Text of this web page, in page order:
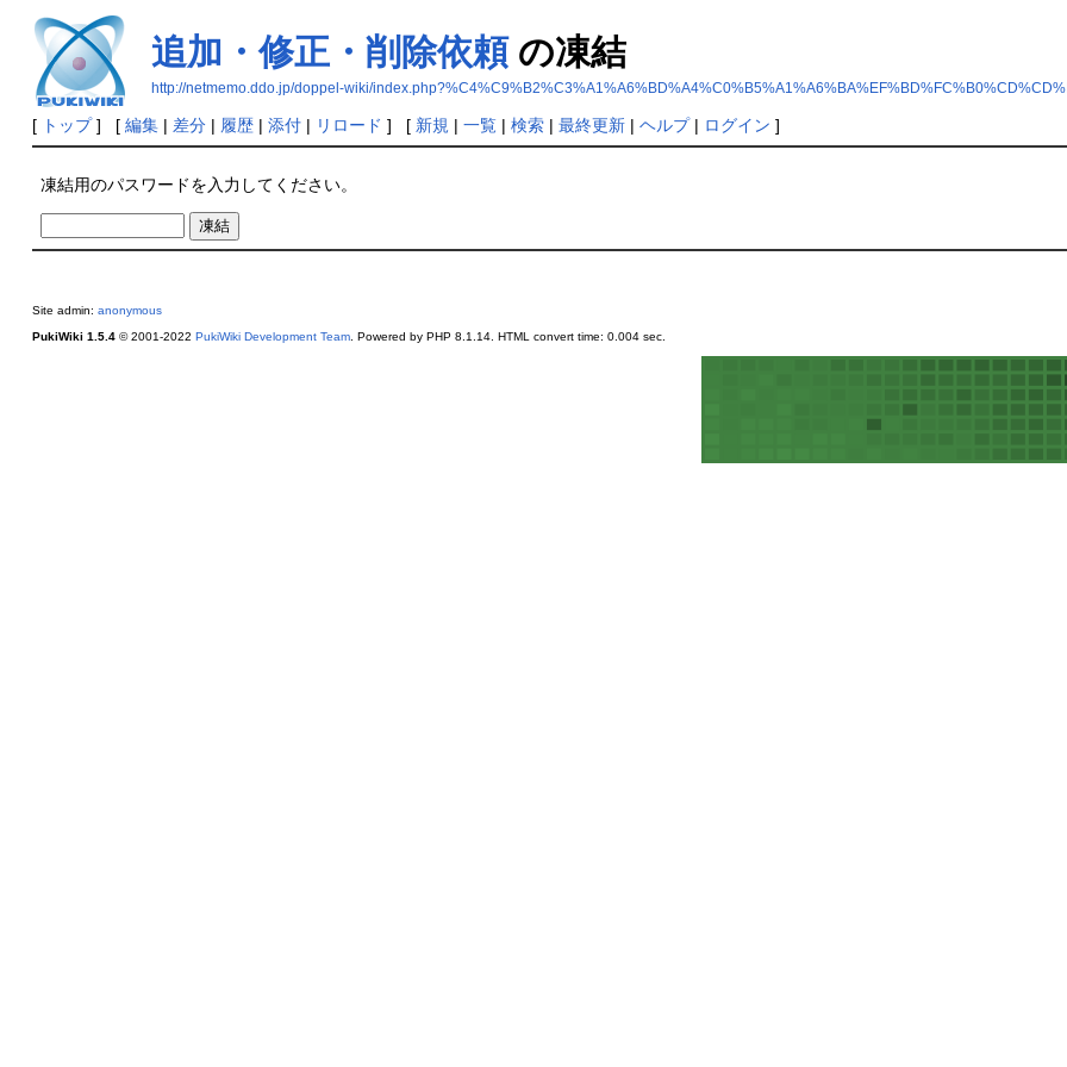
追加・修正・削除依頼の凍結
http://netmemo.ddo.jp/doppel-wiki/
[ トップ] [ 編集| 差分| 履歴| 添付| リロード ] [ 新規 | 一覧| 検索| 最終更新| ヘルプ| ログイン ]
凍結用のパスワードを入力してください。
Site admin: anonymous
PukiWiki 1.5.4© 2001-2022 PukiWiki Development Team. Powered by PHP 8.1.14. HTML convert time: 0.004 sec.